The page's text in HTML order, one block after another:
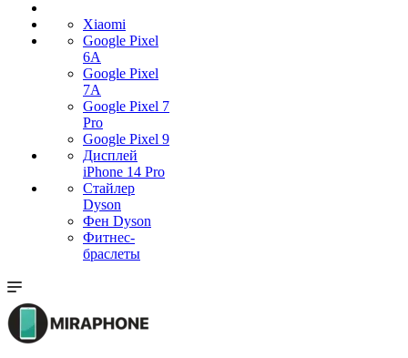
Xiaomi
Google Pixel
6A
Google Pixel
7А
Google Pixel 7
Pro
Google Pixel 9
Дисплей
iPhone 14 Pro
Стайлер
Dyson
Фен Dyson
Фитнес-
браслеты